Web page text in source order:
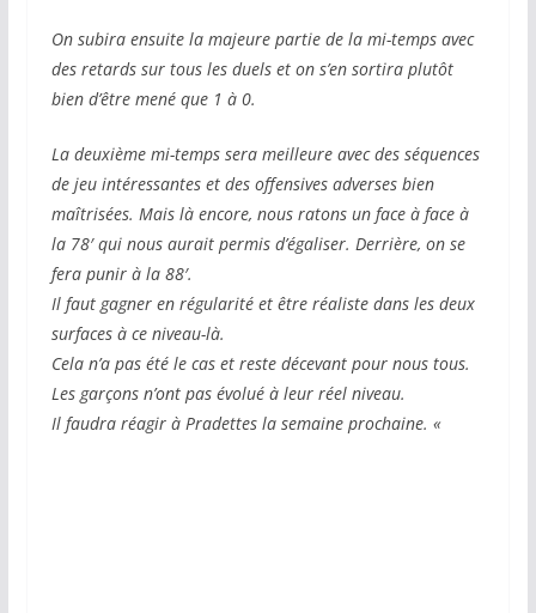
On subira ensuite la majeure partie de la mi-temps avec
des retards sur tous les duels et on s’en sortira plutôt
bien d’être mené que 1 à 0.
La deuxième mi-temps sera meilleure avec des séquences
de jeu intéressantes et des offensives adverses bien
maîtrisées. Mais là encore, nous ratons un face à face à
la 78′ qui nous aurait permis d’égaliser. Derrière, on se
fera punir à la 88′.
Il faut gagner en régularité et être réaliste dans les deux
surfaces à ce niveau-là.
Cela n’a pas été le cas et reste décevant pour nous tous.
Les garçons n’ont pas évolué à leur réel niveau.
Il faudra réagir à Pradettes la semaine prochaine. «